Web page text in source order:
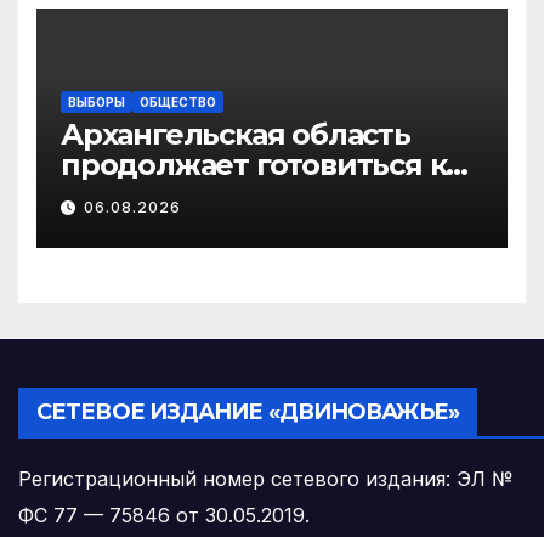
ВЫБОРЫ ОБЩЕСТВО
Архангельская область
продолжает готовиться к
выборам в
Государственную Думу РФ
06.08.2026
СЕТЕВОЕ ИЗДАНИЕ «ДВИНОВАЖЬЕ»
Регистрационный номер сетевого издания: ЭЛ №
ФС 77 — 75846 от 30.05.2019.